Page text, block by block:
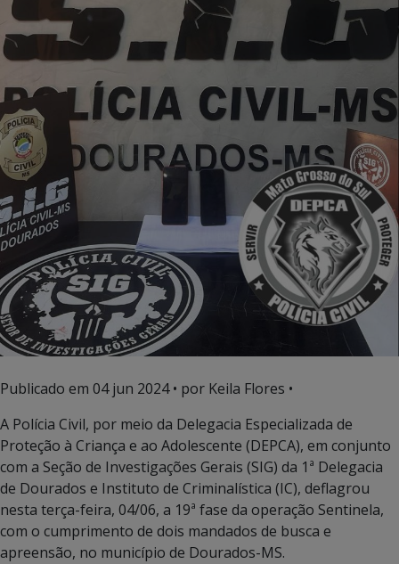
Publicado em 04 jun 2024• por Keila Flores •
A Polícia Civil, por meio da Delegacia Especializada de
Proteção à Criança e ao Adolescente (DEPCA), em conjunto
com a Seção de Investigações Gerais (SIG) da 1ª Delegacia
de Dourados e Instituto de Criminalística (IC), deflagrou
nesta terça-feira, 04/06, a 19ª fase da operação Sentinela,
com o cumprimento de dois mandados de busca e
apreensão, no município de Dourados-MS.